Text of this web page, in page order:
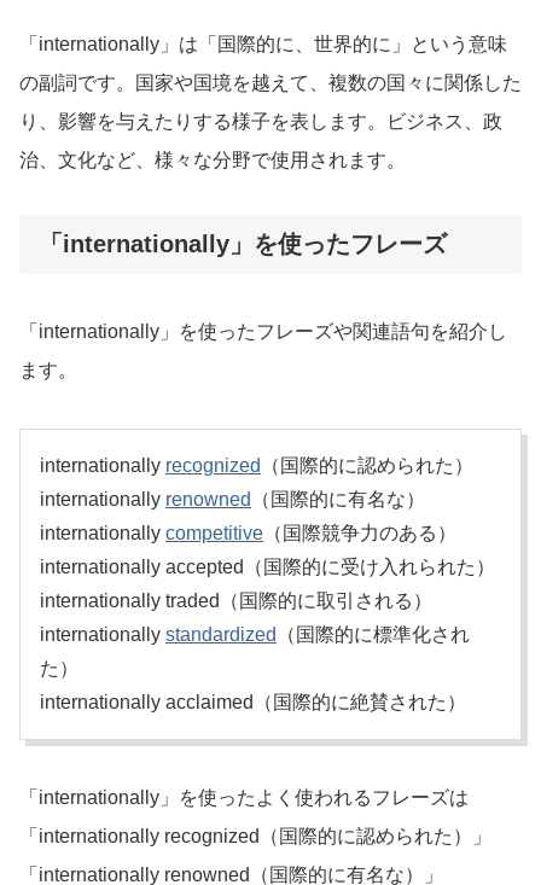
「internationally」は「国際的に、世界的に」という意味
の副詞です。国家や国境を越えて、複数の国々に関係した
り、影響を与えたりする様子を表します。ビジネス、政
治、文化など、様々な分野で使用されます。
「internationally」を使ったフレーズ
「internationally」を使ったフレーズや関連語句を紹介し
ます。
internationally recognized
（国際的に認められた）
internationally renowned
（国際的に有名な）
internationally competitive （国際競争力のある）
internationally accepted（国際的に受け入れられた）
internationally traded（国際的に取引される）
internationally standardized
（国際的に標準化され
た）
internationally acclaimed（国際的に絶賛された）
「internationally」を使ったよく使われるフレーズは
「internationally recognized（国際的に認められた）」
「internationally renowned（国際的に有名な）」